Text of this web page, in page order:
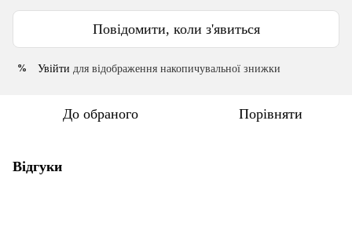
Повідомити, коли з'явиться
% Увійти для відображення накопичувальної знижки
До обраного Порівняти
Відгуки